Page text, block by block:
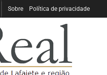
Sobre Política de privacidade